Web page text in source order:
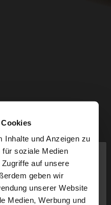
Inhalte und Anzeigen zu
für soziale Medien
auf unsere
geben wir
unserer Website
Medien, Werbung und
auf die Website zu.
States Website